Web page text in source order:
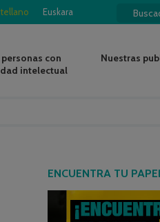
Euskara
con
intelectual
Nuestras
ENCUENTRA TU